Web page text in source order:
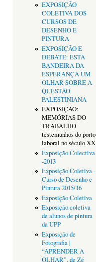
EXPOSIÇÃO
COLETIVA DOS
CURSOS DE
DESENHO E
PINTURA
EXPOSIÇÃO E
DEBATE: ESTA
BANDEIRA DA
ESPERANÇA UM
OLHAR SOBRE A
QUESTÃO
PALESTINIANA
EXPOSIÇÃO:
MEMÓRIAS DO
TRABALHO
testemunhos do porto
laboral no século XX
Exposição Colectiva
-2013
Exposição Coletiva -
Curso de Desenho e
Pintura 2015/16
Exposição Coletiva
Exposição coletiva
de alunos de pintura
da UPP
Exposição de
Fotografia |
“APRENDER A
OLHAR”, de Zé